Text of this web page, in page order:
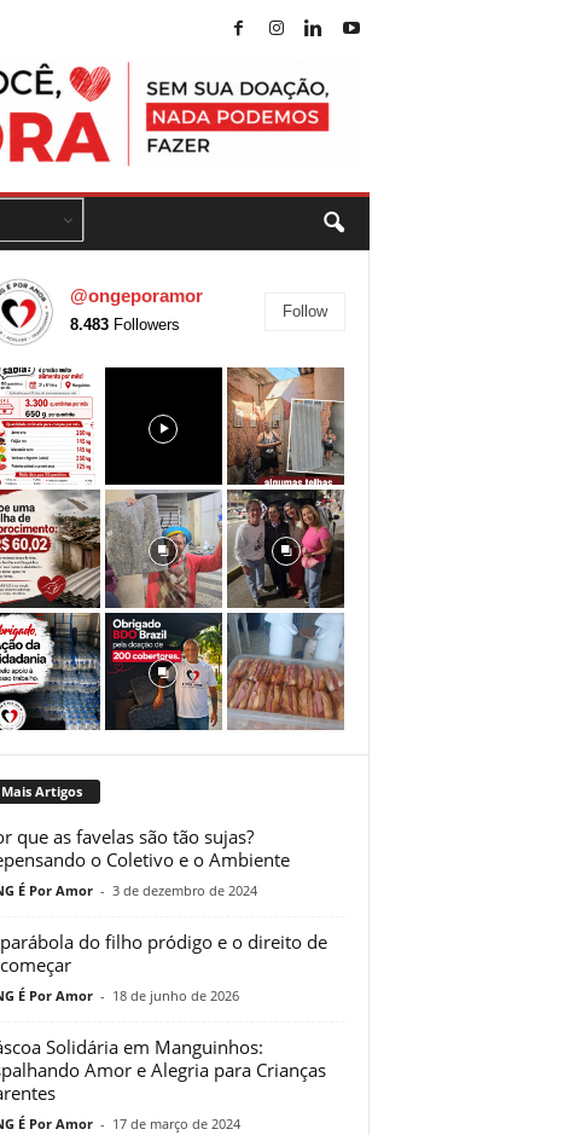
@ongeporamor
8.483Followers
Follow
Mais Artigos
que as favelas são tão sujas?
o Coletivo e o Ambiente
É Por Amor - 3 de dezembro de 2024
do filho pródigo e o direito de
É Por Amor - 18 de junho de 2026
Solidária em Manguinhos:
Amor e Alegria para Crianças
É Por Amor - 17 de março de 2024